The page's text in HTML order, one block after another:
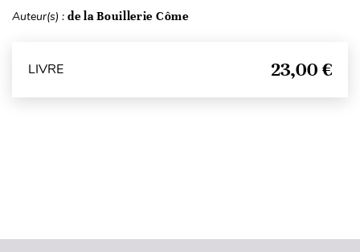
Auteur(s) : de la Bouillerie Côme
LIVRE 23,00 €